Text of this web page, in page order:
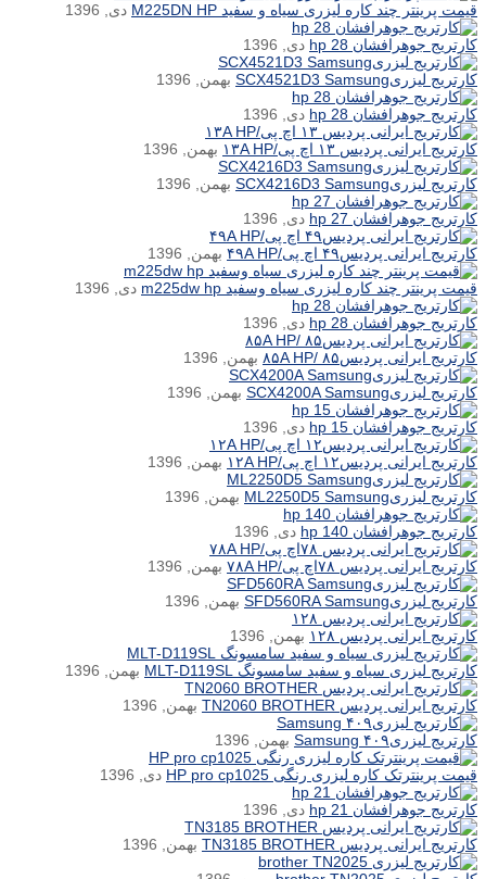
قیمت پرینتر چند کاره لیزری سیاه و سفید M225DN HP
دی, 1396
کارتریج جوهرافشان hp 28
دی, 1396
کارتریج لیزریSCX4521D3 Samsung
بهمن, 1396
کارتریج جوهرافشان hp 28
دی, 1396
کارتریج ایرانی پردیس ۱۳ اچ پی/۱۳A HP
بهمن, 1396
کارتریج لیزریSCX4216D3 Samsung
بهمن, 1396
کارتریج جوهرافشان hp 27
دی, 1396
کارتریج ایرانی پردیس۴۹ اچ پی/۴۹A HP
بهمن, 1396
قیمت پرینتر چند کاره لیزری سیاه وسفید m225dw hp
دی, 1396
کارتریج جوهرافشان hp 28
دی, 1396
کارتریج ایرانی پردیس۸۵ /۸۵A HP
بهمن, 1396
کارتریج لیزریSCX4200A Samsung
بهمن, 1396
کارتریج جوهرافشان hp 15
دی, 1396
کارتریج ایرانی پردیس۱۲ اچ پی/۱۲A HP
بهمن, 1396
کارتریج لیزریML2250D5 Samsung
بهمن, 1396
کارتریج جوهرافشان hp 140
دی, 1396
کارتریج ایرانی پردیس ۷۸اچ پی/۷۸A HP
بهمن, 1396
کارتریج لیزریSFD560RA Samsung
بهمن, 1396
کارتریج ایرانی پردیس ۱۲۸
بهمن, 1396
کارتریج لیزری سیاه و سفید سامسونگ MLT-D119SL
بهمن, 1396
کارتریج ایرانی پردیس TN2060 BROTHER
بهمن, 1396
کارتریج لیزری۴۰۹ Samsung
بهمن, 1396
قیمت پرینترتک کاره لیزری رنگی HP pro cp1025
دی, 1396
کارتریج جوهرافشان hp 21
دی, 1396
کارتریج ایرانی پردیس TN3185 BROTHER
بهمن, 1396